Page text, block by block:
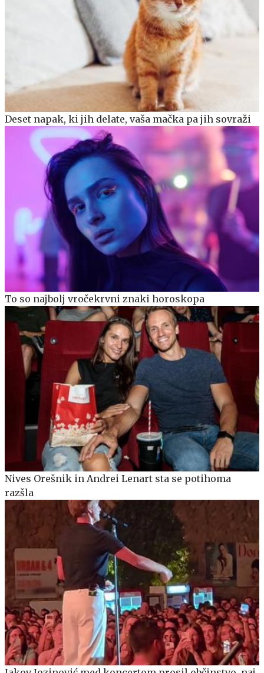
Deset napak, ki jih delate, vaša mačka pa jih sovraži
To so najbolj vročekrvni znaki horoskopa
Nives Orešnik in Andrei Lenart sta se potihoma
razšla